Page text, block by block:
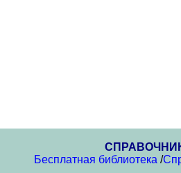
Бесплатная библиотека /